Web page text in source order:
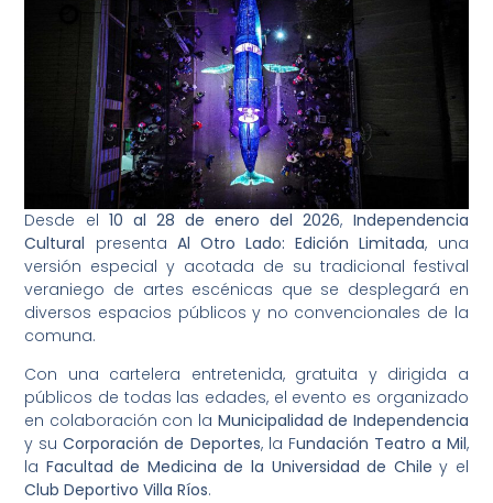
Desde el 10 al 28 de enero del 2026, Independencia
Cultural presenta Al Otro Lado: Edición Limitada, una
versión especial y acotada de su tradicional festival
veraniego de artes escénicas que se desplegará en
diversos espacios públicos y no convencionales de la
comuna.
Con una cartelera entretenida, gratuita y dirigida a
públicos de todas las edades, el evento es organizado
en colaboración con la Municipalidad de Independencia
y suCorporación de Deportes, la Fundación Teatro a Mil,
la Facultad de Medicina de la Universidad de Chiley el
Club Deportivo Villa Ríos.